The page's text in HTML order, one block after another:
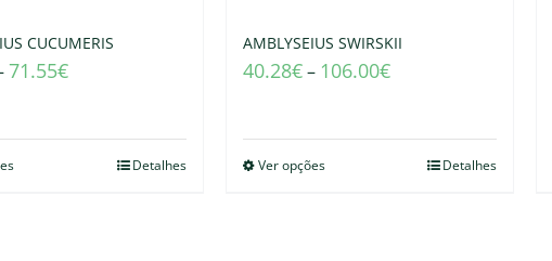
CUCUMERIS
71.55€
Detalhes
AMBLYSEIUS SWIRSKII
40.28€– 106.00€
Ver opções Detalhes